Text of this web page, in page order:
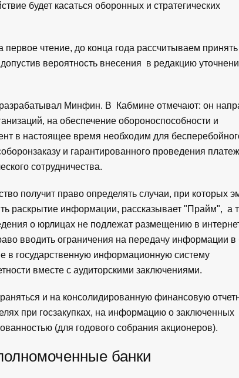
будет касаться оборонных и стратегических
чтение, до конца года рассчитываем принять
вероятность внесения в редакцию
Минфин. В Кабмине отмечают: он
на обеспечение обороноспособности и
в настоящее время необходим для
и гарантированного проведения
сотрудничества.
получит право определять случаи, при которых
раскрытие информации, рассказывает "Прайм", а
о юрлицах не подлежат размещению в
вводить ограничения на передачу информации
в государственную информационную систему
вместе с аудиторскими заключениями.
и на консолидированную финансовую
при госзакупках, на информацию о заключенных
(для годового собрания акционеров).
банки